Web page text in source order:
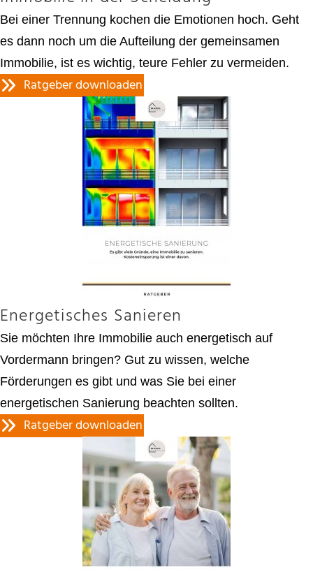
Bei einer Trennung kochen die Emotionen hoch. Geht
es dann noch um die Aufteilung der gemeinsamen
Immobilie, ist es wichtig, teure Fehler zu vermeiden.
Ratgeber downloaden
Energetisches Sanieren
Sie möchten Ihre Immobilie auch energetisch auf
Vordermann bringen? Gut zu wissen, welche
Förderungen es gibt und was Sie bei einer
energetischen Sanierung beachten sollten.
Ratgeber downloaden